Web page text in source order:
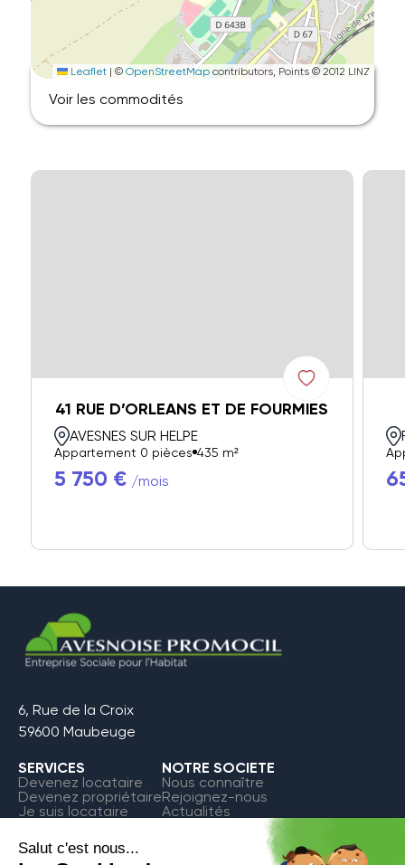
Leaflet | ©OpenStreetMap contributors, Points © 2012 LINZ
Voir les commodités
41 RUE D’ORLEANS ET DE FOURMIES
AVESNES SUR HELPE
Appartement 0 pièces 435 m²
5 750 € /mois
6, Rue de la Croix
59600 Maubeuge
SERVICES
Devenez locataire
Devenez propriétaire
Je suis locataire
NOTRE SOCIETE
Nous connaître
Rejoignez-nous
Actualités